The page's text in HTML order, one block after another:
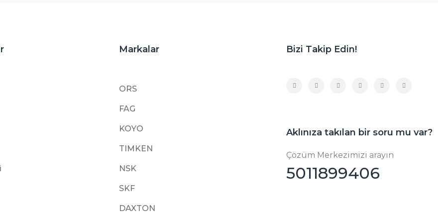
Markalar
ORS
FAG
KOYO
TIMKEN
NSK
SKF
DAXTON
Bizi Takip Edin!
Aklınıza takılan bir soru mu var?
Çözüm Merkezimizi arayın
5011899406